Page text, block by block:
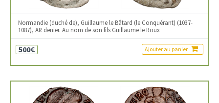
Normandie (duché de), Guillaume le Bâtard (le Conquérant) (1037-
1087), AR denier. Au nom de son fils Guillaume le Roux
500€ Ajouter au panier